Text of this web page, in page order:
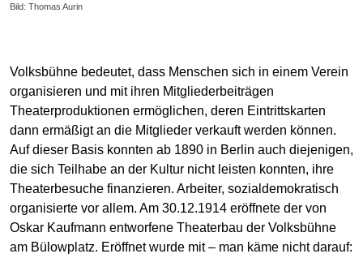
Bild: Thomas Aurin
Volksbühne bedeutet, dass Menschen sich in einem Verein
organisieren und mit ihren Mitgliederbeiträgen
Theaterproduktionen ermöglichen, deren Eintrittskarten
dann ermäßigt an die Mitglieder verkauft werden können.
Auf dieser Basis konnten ab 1890 in Berlin auch diejenigen,
die sich Teilhabe an der Kultur nicht leisten konnten, ihre
Theaterbesuche finanzieren. Arbeiter, sozialdemokratisch
organisierte vor allem. Am 30.12.1914 eröffnete der von
Oskar Kaufmann entworfene Theaterbau der Volksbühne
am Bülowplatz. Eröffnet wurde mit – man käme nicht darauf: